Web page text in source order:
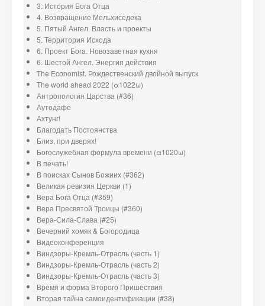
3. История Бога Отца
4. Возвращение Мельхиседека
5. Пятый Ангел. Власть и проекты
5. Территория Исхода
6. Проект Бога. Новозаветная кухня
6. Шестой Ангел. Энергия действия
The Economist. Рождественский двойной выпуск
The world ahead 2022 (α1022ω)
Антропология Царства (#36)
Аутодафе
Ахтунг!
Благодать Постоянства
Близ, при дверях!
Богослужебная формула времени (α1020ω)
В печать!
В поисках Сынов Божиих (#362)
Великая ревизия Церкви (1)
Вера Бога Отца (#359)
Вера Пресвятой Троицы (#360)
Вера-Сила-Слава (#25)
Вечерний хомяк & Богородица
Видеоконференция
Виндзоры-Кремль-Отрасль (часть 1)
Виндзоры-Кремль-Отрасль (часть 2)
Виндзоры-Кремль-Отрасль (часть 3)
Время и форма Второго Пришествия
Вторая тайна самоидентификации (#38)